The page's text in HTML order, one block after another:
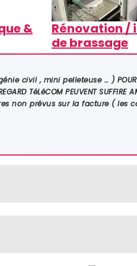
&
Rénovation /
de brassage
, génie civil , mini pelleteuse … ) POUR
TéLéCOM PEUVENT SUFFIRE
non prévus sur la facture (